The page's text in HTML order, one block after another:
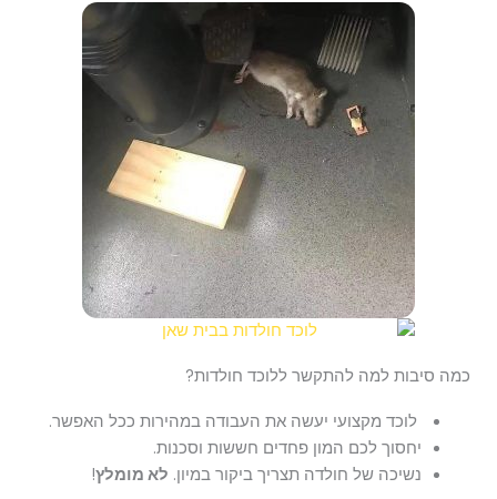
כמה סיבות למה להתקשר ללוכד חולדות?
לוכד מקצועי יעשה את העבודה במהירות ככל האפשר.
יחסוך לכם המון פחדים חששות וסכנות.
נשיכה של חולדה תצריך ביקור במיון. לא מומלץ!